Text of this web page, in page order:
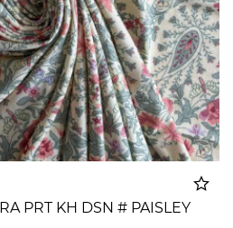
PRT KH DSN # PAISLEY